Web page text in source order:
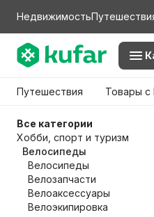
Недвижимость
Путешествия Товары с
Все категории
Хобби, спорт и туризм
Велосипеды
Велосипеды
Велозапчасти
Велоаксессуары
Велоэкипировка